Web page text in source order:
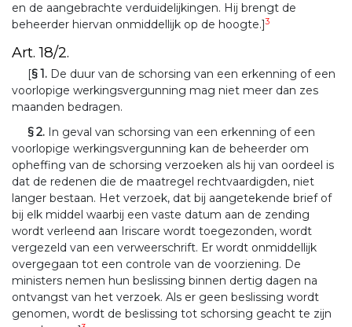
en de aangebrachte verduidelijkingen. Hij brengt de
beheerder hiervan onmiddellijk op de hoogte.]3
Art. 18/2.
[§ 1. De duur van de schorsing van een erkenning of een
voorlopige werkingsvergunning mag niet meer dan zes
maanden bedragen.
§ 2. In geval van schorsing van een erkenning of een
voorlopige werkingsvergunning kan de beheerder om
opheffing van de schorsing verzoeken als hij van oordeel is
dat de redenen die de maatregel rechtvaardigden, niet
langer bestaan. Het verzoek, dat bij aangetekende brief of
bij elk middel waarbij een vaste datum aan de zending
wordt verleend aan Iriscare wordt toegezonden, wordt
vergezeld van een verweerschrift. Er wordt onmiddellijk
overgegaan tot een controle van de voorziening. De
ministers nemen hun beslissing binnen dertig dagen na
ontvangst van het verzoek. Als er geen beslissing wordt
genomen, wordt de beslissing tot schorsing geacht te zijn